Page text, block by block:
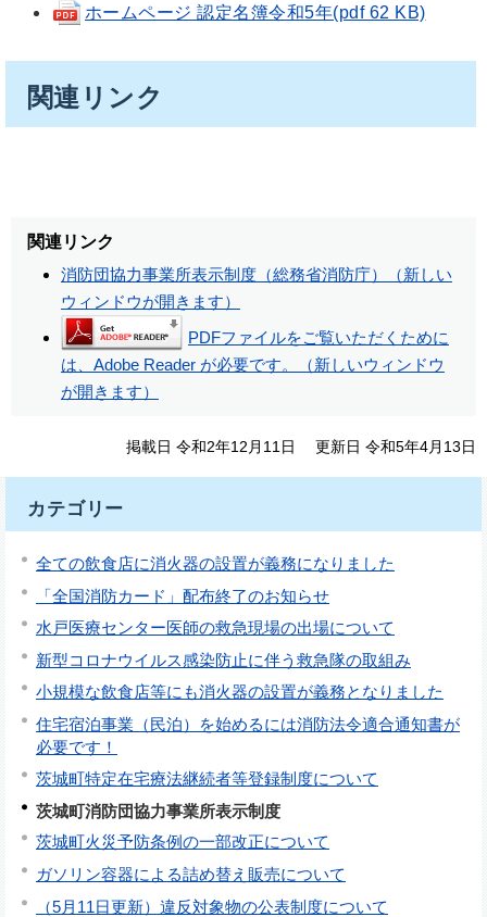
ホームページ 認定名簿令和5年(pdf 62 KB)
関連リンク
関連リンク
消防団協力事業所表示制度（総務省消防庁）（新しい
ウィンドウが開きます）
PDFファイルをご覧いただくために
は、Adobe Reader が必要です。（新しいウィンドウ
が開きます）
掲載日 令和2年12月11日 更新日 令和5年4月13日
カテゴリー
全ての飲食店に消火器の設置が義務になりました
「全国消防カード」配布終了のお知らせ
水戸医療センター医師の救急現場の出場について
新型コロナウイルス感染防止に伴う救急隊の取組み
小規模な飲食店等にも消火器の設置が義務となりました
住宅宿泊事業（民泊）を始めるには消防法令適合通知書が
必要です！
茨城町特定在宅療法継続者等登録制度について
茨城町消防団協力事業所表示制度
茨城町火災予防条例の一部改正について
ガソリン容器による詰め替え販売について
（5月11日更新）違反対象物の公表制度について